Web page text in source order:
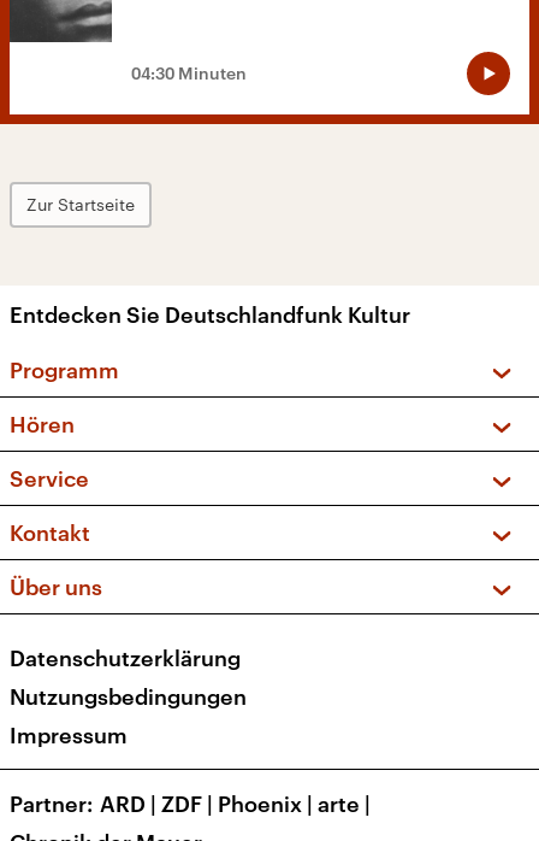
04:30 Minuten
Zur Startseite
Entdecken Sie Deutschlandfunk Kultur
Programm
Sendungen und Podcasts
Musikliste
Kakadu – Das Kinderprogramm
Hören
Frequenzen (UKW + DAB+)
Service
FAQ
Apps
Newsletter
Veranstaltungen
Kontakt
Social Media
Über uns
Presse
Karriere
Transparenz
Datenschutzerklärung
Nutzungsbedingungen
Impressum
Partner ARD | ZDF | Phoenix | arte |